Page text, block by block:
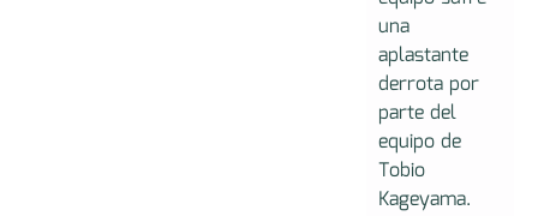
una
aplastante
derrota por
parte del
equipo de
Tobio
Kageyama.